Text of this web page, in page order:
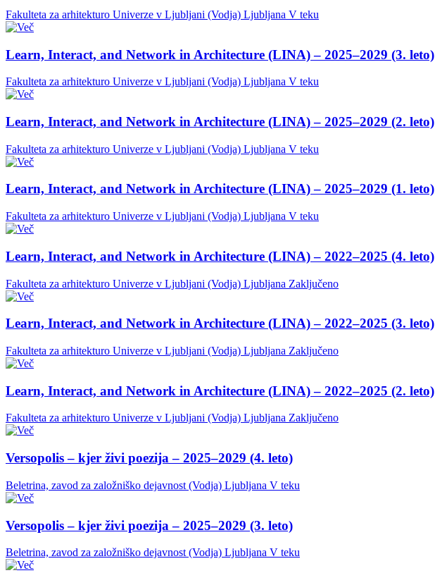
Fakulteta za arhitekturo Univerze v Ljubljani (Vodja) Ljubljana V teku
Learn, Interact, and Network in Architecture (LINA) – 2025–2029 (3. leto)
Fakulteta za arhitekturo Univerze v Ljubljani (Vodja) Ljubljana V teku
Learn, Interact, and Network in Architecture (LINA) – 2025–2029 (2. leto)
Fakulteta za arhitekturo Univerze v Ljubljani (Vodja) Ljubljana V teku
Learn, Interact, and Network in Architecture (LINA) – 2025–2029 (1. leto)
Fakulteta za arhitekturo Univerze v Ljubljani (Vodja) Ljubljana V teku
Learn, Interact, and Network in Architecture (LINA) – 2022–2025 (4. leto)
Fakulteta za arhitekturo Univerze v Ljubljani (Vodja) Ljubljana Zaključeno
Learn, Interact, and Network in Architecture (LINA) – 2022–2025 (3. leto)
Fakulteta za arhitekturo Univerze v Ljubljani (Vodja) Ljubljana Zaključeno
Learn, Interact, and Network in Architecture (LINA) – 2022–2025 (2. leto)
Fakulteta za arhitekturo Univerze v Ljubljani (Vodja) Ljubljana Zaključeno
Versopolis – kjer živi poezija – 2025–2029 (4. leto)
Beletrina, zavod za založniško dejavnost (Vodja) Ljubljana V teku
Versopolis – kjer živi poezija – 2025–2029 (3. leto)
Beletrina, zavod za založniško dejavnost (Vodja) Ljubljana V teku